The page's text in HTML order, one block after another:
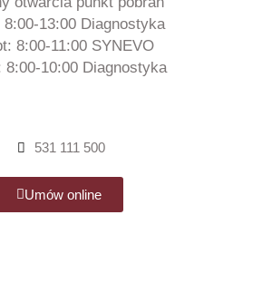
8:00-13:00 Diagnostyka
8:00-11:00 SYNEVO
8:00-10:00 Diagnostyka
531 111 500
Umów online